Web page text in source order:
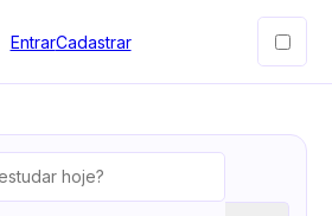
EntrarCadastrar